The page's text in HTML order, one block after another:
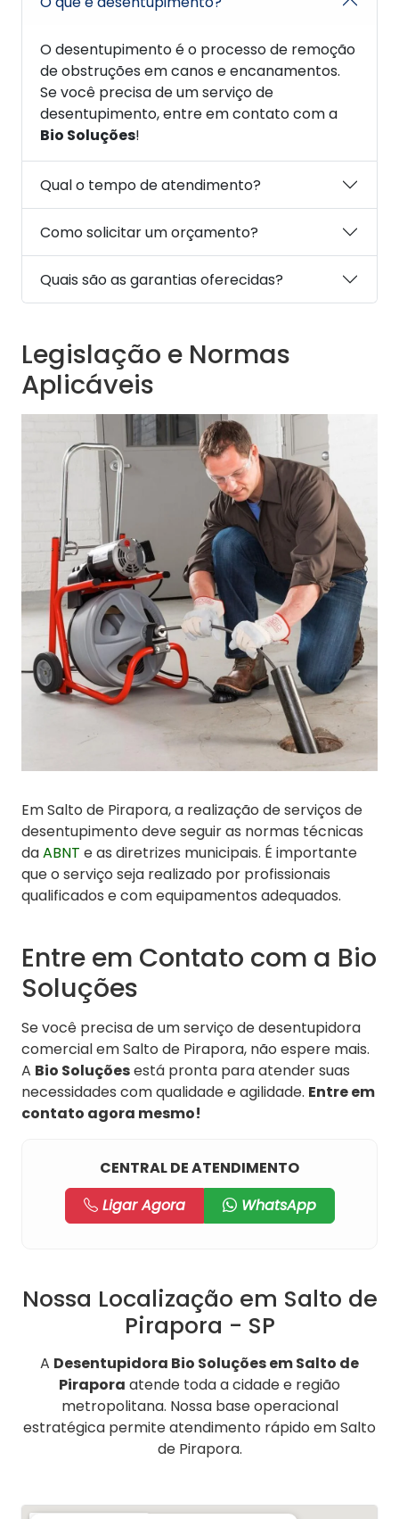
O desentupimento é o processo de remoção
de obstruções em canos e encanamentos.
Se você precisa de um serviço de
desentupimento, entre em contato com a
Bio Soluções!
Qual o tempo de atendimento?
Como solicitar um orçamento?
Quais são as garantias oferecidas?
Legislação e Normas
Aplicáveis
Em Salto de Pirapora, a realização de serviços de
desentupimento deve seguir as normas técnicas
daABNT e as diretrizes municipais. É importante
que o serviço seja realizado por profissionais
qualificados e com equipamentos adequados.
Entre em Contato com a Bio
Soluções
Se você precisa de um serviço de desentupidora
comercial em Salto de Pirapora, não espere mais.
A Bio Soluçõesestá pronta para atender suas
necessidades com qualidade e agilidade. Entre em
contato agora mesmo!
CENTRAL DE ATENDIMENTO
Ligar Agora
WhatsApp
Nossa Localização em Salto de
Pirapora - SP
A Desentupidora Bio Soluções em Salto de
Pirapora atende toda a cidade e região
metropolitana. Nossa base operacional
estratégica permite atendimento rápido em Salto
de Pirapora.